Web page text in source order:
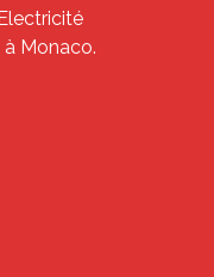
Monaco.